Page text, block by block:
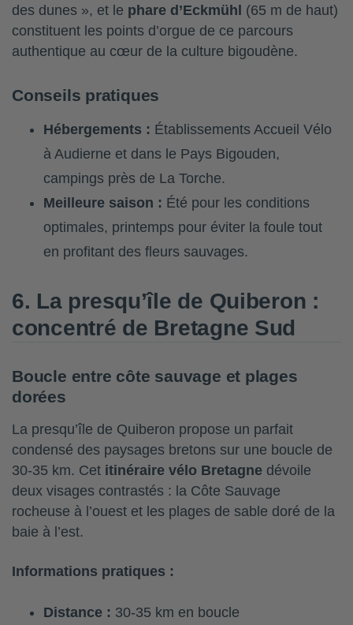
des dunes », et le phare d’Eckmühl (65 m de haut)
constituent les points d’orgue de ce parcours
authentique au cœur de la culture bigoudène.
Conseils pratiques
Hébergements : Établissements Accueil Vélo
à Audierne et dans le Pays Bigouden,
campings près de La Torche.
Meilleure saison : Été pour les conditions
optimales, printemps pour éviter la foule tout
en profitant des fleurs sauvages.
6. La presqu’île de Quiberon :
concentré de Bretagne Sud
Boucle entre côte sauvage et plages
dorées
La presqu’île de Quiberon propose un parfait
condensé des paysages bretons sur une boucle de
30-35 km. Cet itinéraire vélo Bretagne dévoile
deux visages contrastés : la Côte Sauvage
rocheuse à l’ouest et les plages de sable doré de la
baie à l’est.
Informations pratiques :
Distance : 30-35 km en boucle